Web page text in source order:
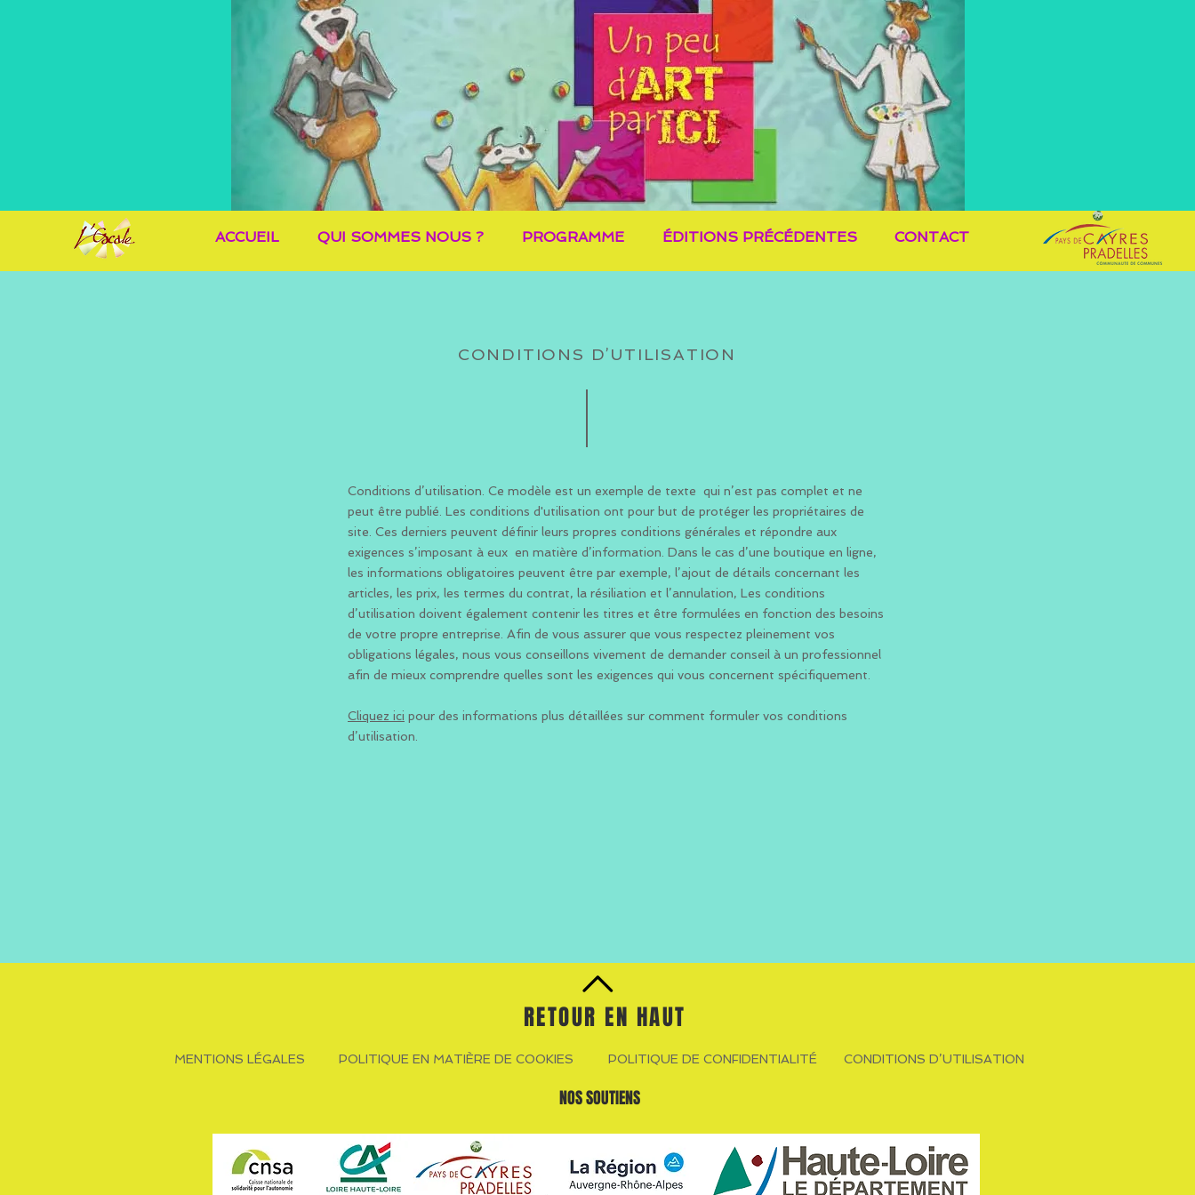
ACCUEIL QUI SOMMES NOUS ? PROGRAMME ÉDITIONS PRÉCÉDENTES CONTACT
CONDITIONS D’UTILISATION
Conditions d’utilisation. Ce modèle est un exemple de texte qui n’est pas complet et ne
peut être publié. Les conditions d'utilisation ont pour but de protéger les propriétaires de
site. Ces derniers peuvent définir leurs propres conditions générales et répondre aux
exigences s’imposant à eux en matière d’information. Dans le cas d’une boutique en ligne,
les informations obligatoires peuvent être par exemple, l’ajout de détails concernant les
articles, les prix, les termes du contrat, la résiliation et l’annulation, Les conditions
d’utilisation doivent également contenir les titres et être formulées en fonction des besoins
de votre propre entreprise. Afin de vous assurer que vous respectez pleinement vos
obligations légales, nous vous conseillons vivement de demander conseil à un professionnel
afin de mieux comprendre quelles sont les exigences qui vous concernent spécifiquement.
Cliquez ici pour des informations plus détaillées sur comment formuler vos conditions
d’utilisation.
RETOUR EN HAUT
MENTIONS LÉGALES POLITIQUE EN MATIÈRE DE COOKIES POLITIQUE DE CONFIDENTIALITÉ CONDITIONS D’UTILISATION
NOS SOUTIENS